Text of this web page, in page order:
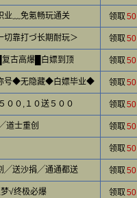
业﹏免氪畅玩通关 领取 50
切靠打づ长期耐玩＞ 领取 50
古高爆█白嫖到顶 领取 50
号◆无隐藏◆白嫖毕业◆ 领取 50
００,１０送５００ 领取 50
道士重创 领取 50
领取 50
╱送沙捐╱通通都送 领取 50
√终极必爆 领取 50